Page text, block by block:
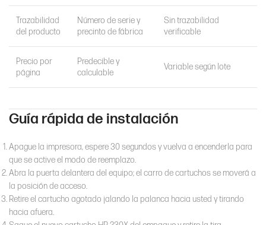
Trazabilidad
del producto
Número de serie y
precinto de fábrica
Sin trazabilidad
verificable
Precio por
página
Predecible y
calculable
Variable según lote
Guía rápida de instalación
Apague la impresora, espere 30 segundos y vuelva a encenderla para
que se active el modo de reemplazo.
Abra la puerta delantera del equipo; el carro de cartuchos se moverá a
la posición de acceso.
Retire el cartucho agotado jalando la palanca hacia usted y tirando
hacia afuera.